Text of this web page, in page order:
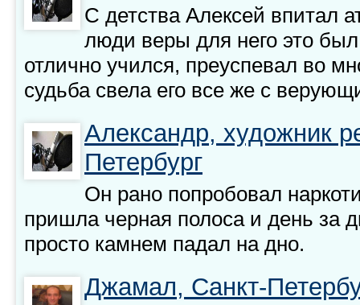
С детства Алексей впитал
люди веры для него это
отлично учился, преуспевал во
судьба свела его все же с
Александр, художник
Петербург
Он рано попробовал
пришла черная полоса и день за
просто камнем падал на дно.
Джамал, Санкт-